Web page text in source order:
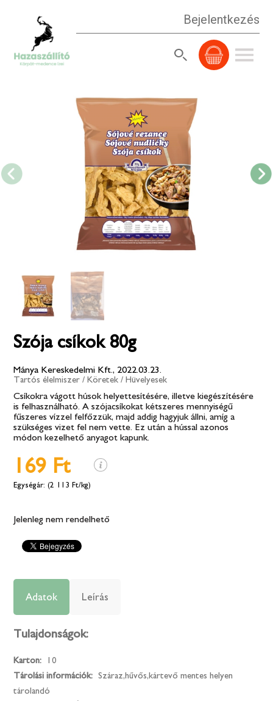
Bejelentkezés
Szója csíkok 80g
Mánya Kereskedelmi Kft., 2022.03.23.
Tartós élelmiszer / Köretek / Hüvelyesek
Csíkokra vágott húsok helyettesítésére, illetve kiegészítésére
is felhasználható. A szójacsíkokat kétszeres mennyiségű
fűszeres vízzel felfőzzük, majd addig hagyjuk állni, amíg a
szükséges vizet fel nem vette. Ez után a hússal azonos
módon kezelhető anyagot kapunk.
169 Ft
(2 113 Ft/kg)
Jelenleg nem rendelhető
Adatok Leírás
Tulajdonságok:
Karton:
10
Tárolási információk:
Száraz,hűvős,kártevő mentes helyen
tárolandó